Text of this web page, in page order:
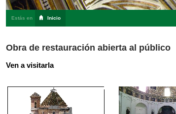
Estás en Inicio
Obra de restauración abierta al público
Ven a visitarla